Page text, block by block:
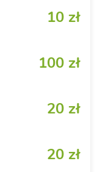
10 zł
100 zł
20 zł
20 zł